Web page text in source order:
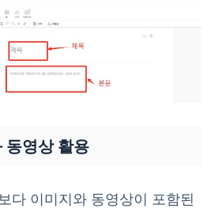
동영상 활용
다 이미지와 동영상이 포함된